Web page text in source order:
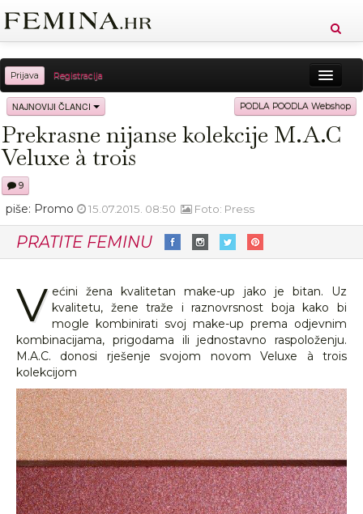
Prijava Registracija
Sreća Zdravlje Vitkost
Moda Ljubav Relax Putovanja Recepti
NAJNOVIJI ČLANCI PODLA POODLA Webshop
Prekrasne nijanse kolekcije M.A.C
Veluxe à trois
9
piše: Promo 15.07.2015. 08:50 Foto: Press
PRATITE FEMINU
V ećini žena kvalitetan make-up jako je bitan. Uz
kvalitetu, žene traže i raznovrsnost boja kako bi
mogle kombinirati svoj make-up prema odjevnim
kombinacijama, prigodama ili jednostavno raspoloženju.
M.A.C. donosi rješenje svojom novom Veluxe à trois
kolekcijom